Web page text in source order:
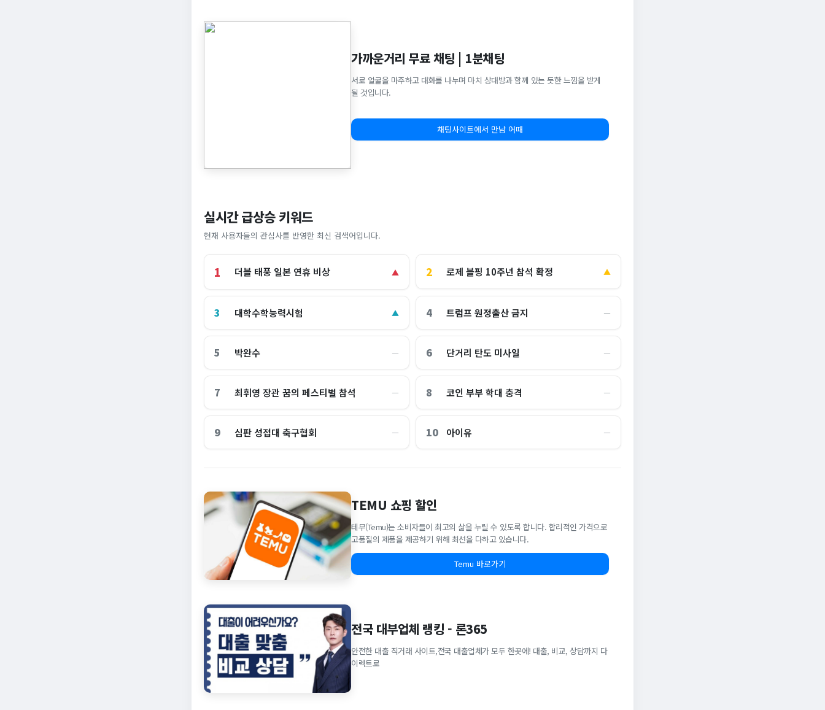
가까운거리 무료 채팅 | 1분채팅
서로 얼굴을 마주하고 대화를 나누며 마치 상대방과 함께 있는 듯한 느낌을 받게
될 것입니다.
채팅사이트에서 만남 어때
실시간 급상승 키워드
현재 사용자들의 관심사를 반영한 최신 검색어입니다.
1 더블 태풍 일본 연휴 비상 ▲ 2 로제 블핑 10주년 참석 확정 ▲
3 대학수학능력시험 ▲ 4 트럼프 원정출산 금지 ―
5 박완수 ― 6 단거리 탄도 미사일 ―
7 최휘영 장관 꿈의 페스티벌 참석 ― 8 코인 부부 학대 충격 ―
9 심판 성접대 축구협회 ― 10 아이유 ―
TEMU 쇼핑 할인
테무(Temu)는 소비자들이 최고의 삶을 누릴 수 있도록 합니다. 합리적인 가격으로
고품질의 제품을 제공하기 위해 최선을 다하고 있습니다.
Temu 바로가기
전국 대부업체 랭킹 - 론365
안전한 대출 직거래 사이트,전국 대출업체가 모두 한곳에! 대출, 비교, 상담까지 다
이렉트로